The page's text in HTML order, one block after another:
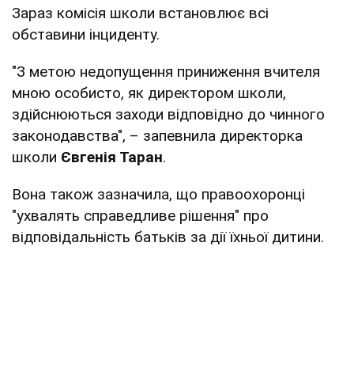
Зараз комісія школи встановлює всі
обставини інциденту.
"З метою недопущення приниження вчителя
мною особисто, як директором школи,
здійснюються заходи відповідно до чинного
законодавства", – запевнила директорка
школи Євгенія Таран.
Вона також зазначила, що правоохоронці
"ухвалять справедливе рішення" про
відповідальність батьків за дії їхньої дитини.